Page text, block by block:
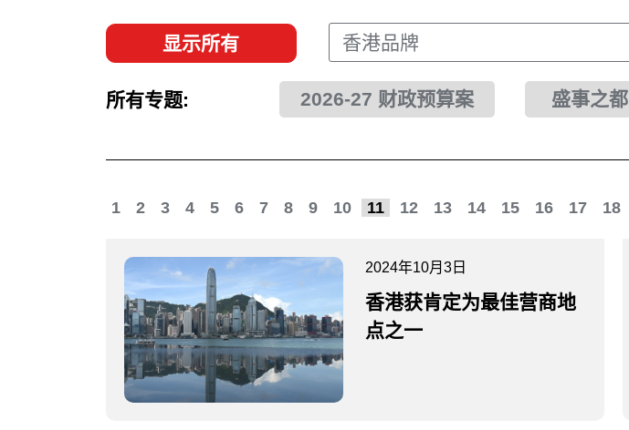
显示所有 香港品牌
所有专题: 2026-27 财政预算案 盛事之都
1 2 3 4 5 6 7 8 9 10 11 12 13 14 15 16 17 18
2024年10月3日
香港获肯定为最佳营商地
点之一